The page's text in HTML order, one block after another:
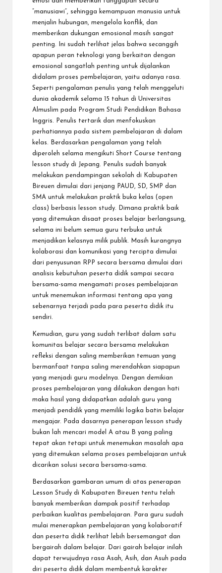
“manusiawi”, sehingga kemampuan manusia untuk
menjalin hubungan, mengelola konflik, dan
memberikan dukungan emosional masih sangat
penting. Ini sudah terlihat jelas bahwa secanggih
apapun peran teknologi yang berkaitan dengan
emosional sangatlah penting untuk dijalankan
didalam proses pembelajaran, yaitu adanya rasa.
Seperti pengalaman penulis yang telah menggeluti
dunia akademik selama 15 tahun di Universitas
Almuslim pada Program Studi Pendidikan Bahasa
Inggris. Penulis tertarik dan menfokuskan
perhatiannya pada sistem pembelajaran di dalam
kelas. Berdasarkan pengalaman yang telah
diperoleh selama mengikuti Short Course tentang
lesson study di Jepang. Penulis sudah banyak
melakukan pendampingan sekolah di Kabupaten
Bireuen dimulai dari jenjang PAUD, SD, SMP dan
SMA untuk melakukan praktik buka kelas (open
class) berbasis lesson study. Dimana praktik baik
yang ditemukan disaat proses belajar berlangsung,
selama ini belum semua guru terbuka untuk
menjadikan kelasnya milik publik. Masih kurangnya
kolaborasi dan komunikasi yang tercipta dimulai
dari penyusunan RPP secara bersama dimulai dari
analisis kebutuhan peserta didik sampai secara
bersama-sama mengamati proses pembelajaran
untuk menemukan informasi tentang apa yang
sebenarnya terjadi pada para peserta didik itu
sendiri.
Kemudian, guru yang sudah terlibat dalam satu
komunitas belajar secara bersama melakukan
refleksi dengan saling memberikan temuan yang
bermanfaat tanpa saling merendahkan siapapun
yang menjadi guru modelnya. Dengan demikian
proses pembelajaran yang dilakukan dengan hati
maka hasil yang didapatkan adalah guru yang
menjadi pendidik yang memiliki logika batin belajar
mengajar. Pada dasarnya penerapan lesson study
bukan lah mencari model A atau B yang paling
tepat akan tetapi untuk menemukan masalah apa
yang ditemukan selama proses pembelajaran untuk
dicarikan solusi secara bersama-sama.
Berdasarkan gambaran umum di atas penerapan
Lesson Study di Kabupaten Bireuen tentu telah
banyak memberikan dampak positif terhadap
perbaikan kualitas pembelajaran. Para guru sudah
mulai menerapkan pembelajaran yang kolaboratif
dan peserta didik terlihat lebih bersemangat dan
bergairah dalam belajar. Dari gairah belajar inilah
dapat terwujudnya rasa Asah, Asih, dan Asuh pada
diri peserta didik dalam membentuk karakter